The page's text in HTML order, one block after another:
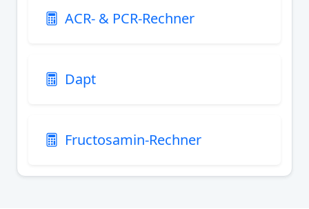
ACR- & PCR-Rechner
Dapt
Fructosamin-Rechner